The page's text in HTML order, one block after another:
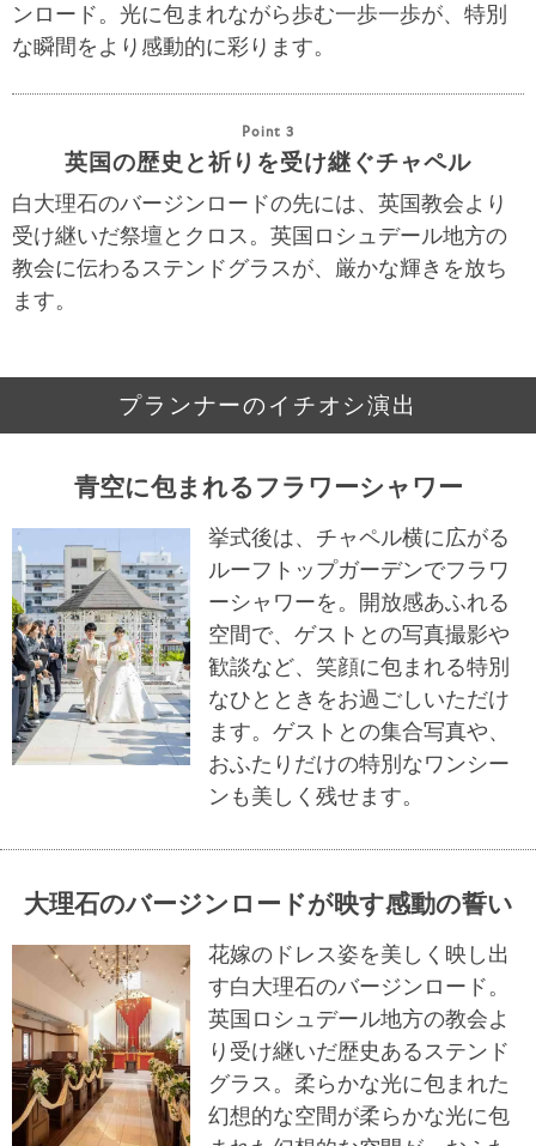
ンロード。光に包まれながら歩む一歩一歩が、特別
な瞬間をより感動的に彩ります。
Point 3
英国の歴史と祈りを受け継ぐチャペル
白大理石のバージンロードの先には、英国教会より
受け継いだ祭壇とクロス。英国ロシュデール地方の
教会に伝わるステンドグラスが、厳かな輝きを放ち
ます。
プランナーのイチオシ演出
青空に包まれるフラワーシャワー
挙式後は、チャペル横に広がる
ルーフトップガーデンでフラワ
ーシャワーを。開放感あふれる
空間で、ゲストとの写真撮影や
歓談など、笑顔に包まれる特別
なひとときをお過ごしいただけ
ます。ゲストとの集合写真や、
おふたりだけの特別なワンシー
ンも美しく残せます。
大理石のバージンロードが映す感動の誓い
花嫁のドレス姿を美しく映し出
す白大理石のバージンロード。
英国ロシュデール地方の教会よ
り受け継いだ歴史あるステンド
グラス。柔らかな光に包まれた
幻想的な空間が柔らかな光に包